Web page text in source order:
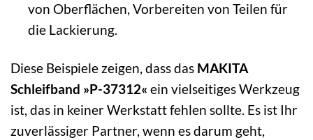
von Oberflächen, Vorbereiten von Teilen für
die Lackierung.
Diese Beispiele zeigen, dass das MAKITA
Schleifband »P-37312« ein vielseitiges Werkzeug
ist, das in keiner Werkstatt fehlen sollte. Es ist Ihr
zuverlässiger Partner, wenn es darum geht,